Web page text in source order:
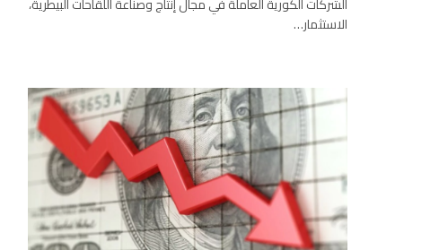
الاستثمار…